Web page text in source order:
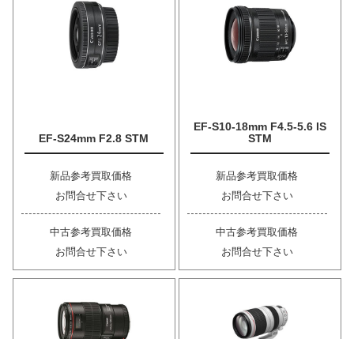
EF-S24mm F2.8 STM
新品参考買取価格
お問合せ下さい
中古参考買取価格
お問合せ下さい
EF-S10-18mm F4.5-5.6 IS
STM
新品参考買取価格
お問合せ下さい
中古参考買取価格
お問合せ下さい